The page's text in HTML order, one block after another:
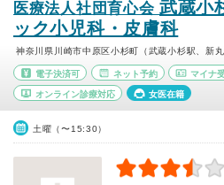
医療法人社団育心会 武蔵小
ック小児科・皮膚科
神奈川県川崎市中原区小杉町（武蔵小杉駅、新
電子決済可 ネット予約 マイナ
オンライン診療対応 女医在籍
土曜（〜15:30）